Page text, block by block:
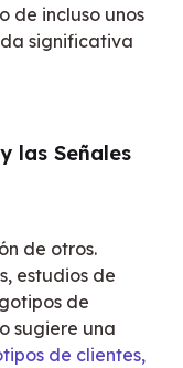
de incluso unos
significativa
las Señales
de otros.
estudios de
de
sugiere una
de clientes,